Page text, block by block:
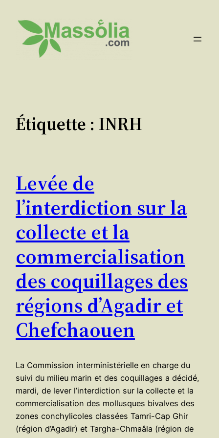
contenu
Étiquette : INRH
Levée de
l’interdiction sur la
collecte et la
commercialisation
des coquillages des
régions d’Agadir et
Chefchaouen
La Commission interministérielle en charge du
suivi du milieu marin et des coquillages a décidé,
mardi, de lever l’interdiction sur la collecte et la
commercialisation des mollusques bivalves des
zones conchylicoles classées Tamri-Cap Ghir
(région d’Agadir) et Targha-Chmaâla (région de